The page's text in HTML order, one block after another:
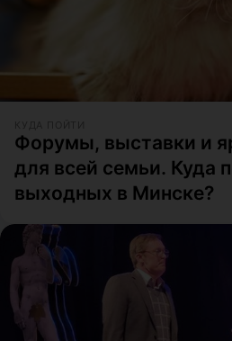
Форумы, выставки и
для всей семьи. Куда
выходных в Минске?